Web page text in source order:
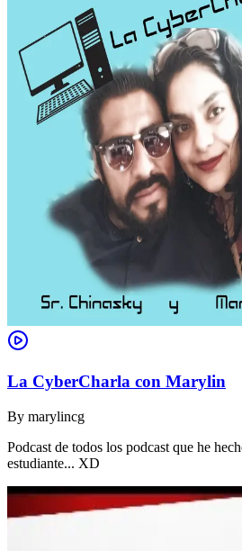
La CyberCharla con Marylin
By marylincg
Podcast de todos los podcast que he
estudiante... XD